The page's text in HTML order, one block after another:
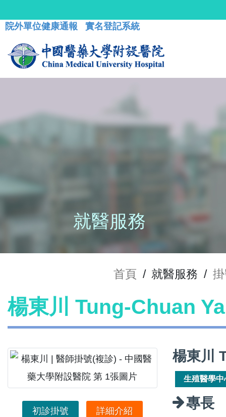
院外單位健康通報 實名登記系統
就醫服務
首頁 / 就醫服務 /
楊東川 Tung-Chuan
初診掛號 詳細介紹
楊東川
生殖醫學中
專長